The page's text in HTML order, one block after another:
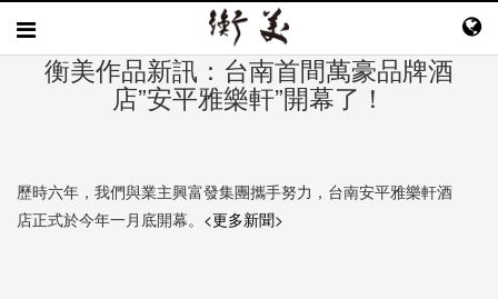
衡美作品新訊：台南首間萬豪品牌酒
店”安平雅樂軒”開幕了！
歷時六年，我們與業主興富發集團攜手努力，台南安平雅樂軒酒
店正式於今年一月底開幕。 <更多新聞>